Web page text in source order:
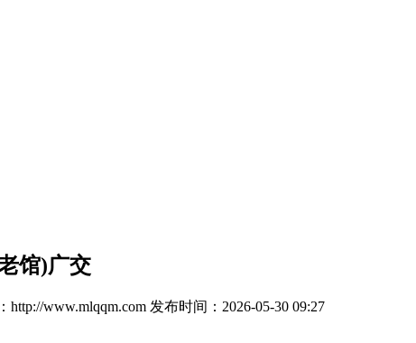
馆)广交
http://www.mlqqm.com 发布时间：2026-05-30 09:27